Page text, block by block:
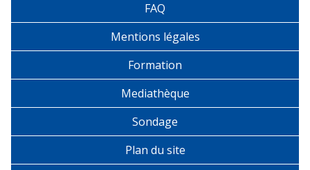
FAQ
Mentions légales
Formation
Mediathèque
Sondage
Plan du site